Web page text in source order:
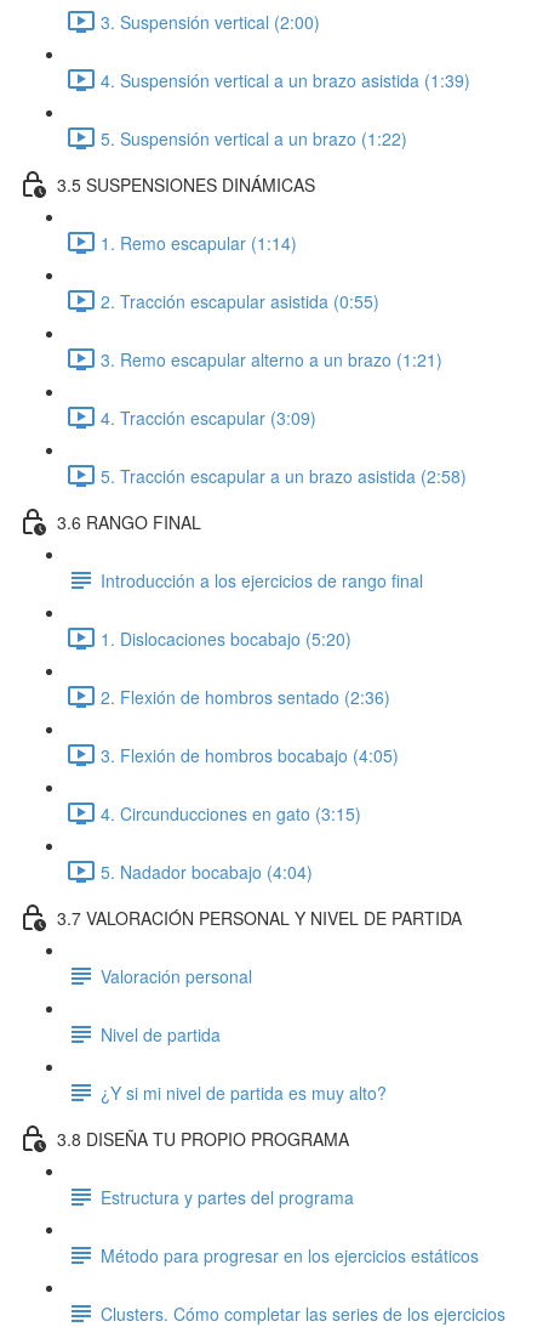
3. Suspensión vertical (2:00)
4. Suspensión vertical a un brazo asistida (1:39)
5. Suspensión vertical a un brazo (1:22)
3.5 SUSPENSIONES DINÁMICAS
1. Remo escapular (1:14)
2. Tracción escapular asistida (0:55)
3. Remo escapular alterno a un brazo (1:21)
4. Tracción escapular (3:09)
5. Tracción escapular a un brazo asistida (2:58)
3.6 RANGO FINAL
Introducción a los ejercicios de rango final
1. Dislocaciones bocabajo (5:20)
2. Flexión de hombros sentado (2:36)
3. Flexión de hombros bocabajo (4:05)
4. Circunducciones en gato (3:15)
5. Nadador bocabajo (4:04)
3.7 VALORACIÓN PERSONAL Y NIVEL DE PARTIDA
Valoración personal
Nivel de partida
¿Y si mi nivel de partida es muy alto?
3.8 DISEÑA TU PROPIO PROGRAMA
Estructura y partes del programa
Método para progresar en los ejercicios estáticos
Clusters. Cómo completar las series de los ejercicios